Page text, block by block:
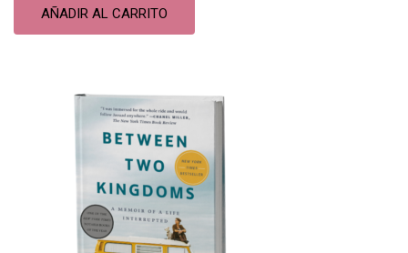
AÑADIR AL CARRITO